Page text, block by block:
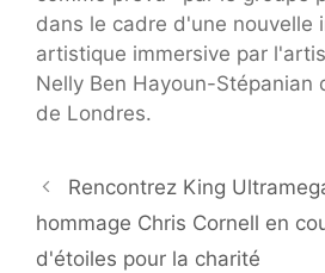
dans le cadre d'une nouvelle
artistique immersive par
Nelly Ben Hayoun-Stépanian
de Londres.
Rencontrez King
hommage Chris Cornell en
d'étoiles pour la charité